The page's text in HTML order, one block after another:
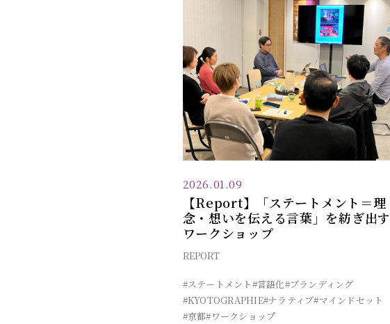
2026.01.09
【Report】「ステートメント＝理
念・想いを伝える言葉」を紡ぎ出す
ワークショップ
REPORT
#ステートメント#言語化#ブランディング
#KYOTOGRAPHIE#ナラティブ#マインドセット
#京都#ワークショップ